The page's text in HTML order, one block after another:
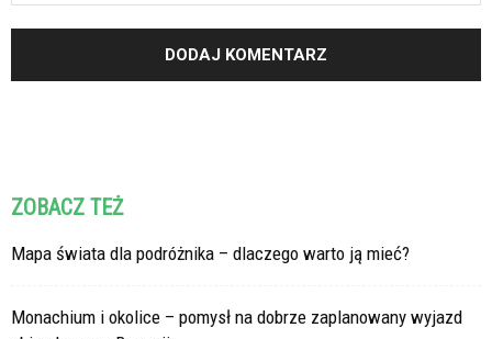
ZOBACZ TEŻ
Mapa świata dla podróżnika – dlaczego warto ją mieć?
Monachium i okolice – pomysł na dobrze zaplanowany wyjazd